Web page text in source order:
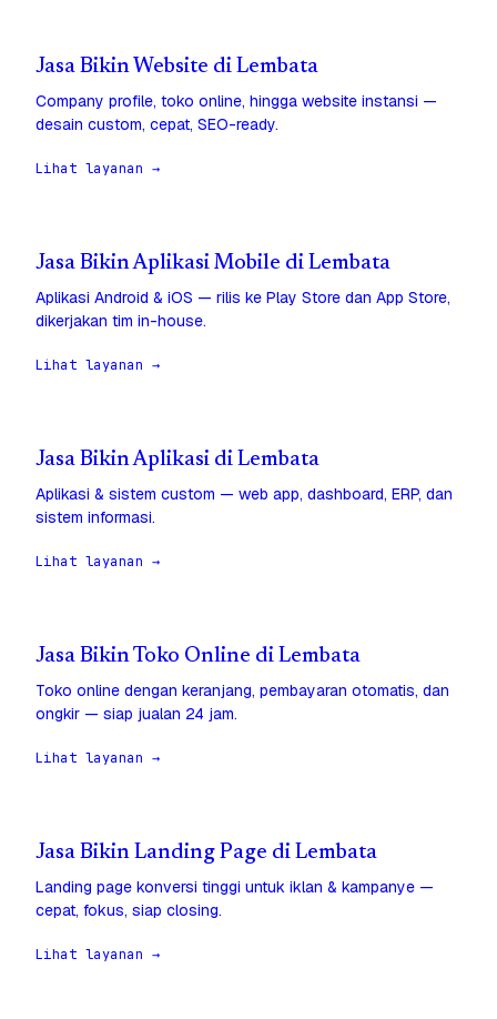
Jasa Bikin Website di Lembata
Company profile, toko online, hingga website instansi —
desain custom, cepat, SEO-ready.
Lihat layanan →
Jasa Bikin Aplikasi Mobile di Lembata
Aplikasi Android & iOS — rilis ke Play Store dan App Store,
dikerjakan tim in-house.
Lihat layanan →
Jasa Bikin Aplikasi di Lembata
Aplikasi & sistem custom — web app, dashboard, ERP, dan
sistem informasi.
Lihat layanan →
Jasa Bikin Toko Online di Lembata
Toko online dengan keranjang, pembayaran otomatis, dan
ongkir — siap jualan 24 jam.
Lihat layanan →
Jasa Bikin Landing Page di Lembata
Landing page konversi tinggi untuk iklan & kampanye —
cepat, fokus, siap closing.
Lihat layanan →